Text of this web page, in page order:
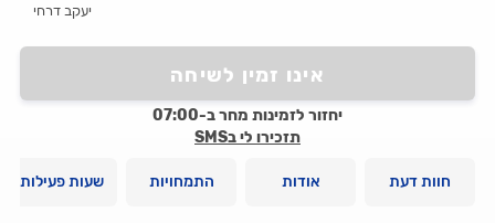
יעקב דרחי
אינו זמין לשיחה
יחזור לזמינות מחר ב-07:00
תזכירו לי בSMS
חוות דעת אודות התמחויות שעות פעילות